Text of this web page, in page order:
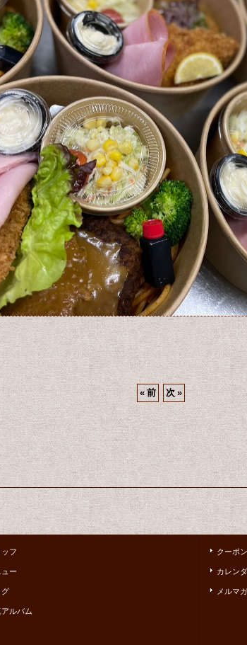
« 前 次 »
ッフ
ュー
グ
ルバム
クーポン
カレン
メルマガ